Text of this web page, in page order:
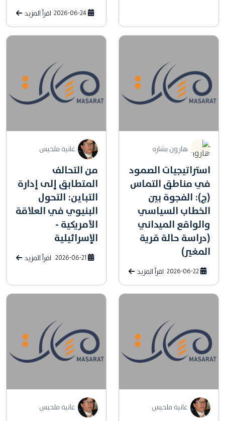
اقرأ المزيد
هارون بشاره
استراتيجيات الصمود
في مناطق التماس
(ج): الفجوة بين
الخطاب السياسي
والواقع الميداني
(دراسة حالة قرية
المغير)
اقرأ المزيد
غانية ملحيس
من التحالف
المتطابق إلى إدارة
التباين: التحول
البنيوي في العلاقة
الأمريكية -
الإسرائيلية
اقرأ المزيد
غانية ملحيس غانية ملحيس